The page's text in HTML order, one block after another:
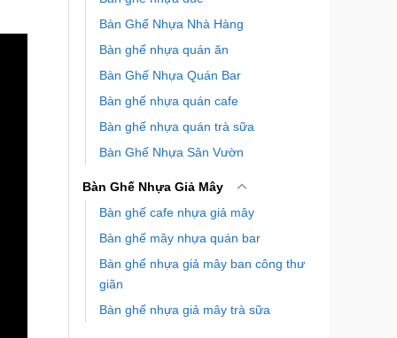
Bàn Ghế Nhựa Nhà Hàng
Bàn ghế nhựa quán ăn
Bàn Ghế Nhựa Quán Bar
Bàn ghế nhựa quán cafe
Bàn ghế nhựa quán trà sữa
Bàn Ghế Nhựa Sân Vườn
Bàn Ghế Nhựa Giả Mây
Bàn ghế cafe nhựa giả mây
Bàn ghế mây nhựa quán bar
Bàn ghế nhựa giả mây ban công thư
giãn
Bàn ghế nhựa giả mây trà sữa